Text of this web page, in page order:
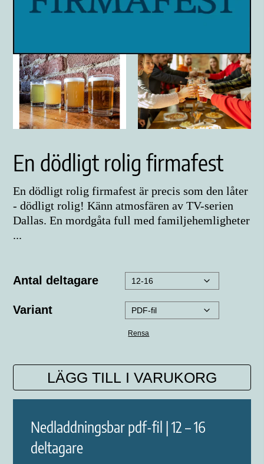
En dödligt rolig firmafest
En dödligt rolig firmafest är precis som den låter
- dödligt rolig! Känn atmosfären av TV-serien
Dallas. En mordgåta full med familjehemligheter
...
Antal deltagare
Variant
Rensa
Nedladdningsbar pdf-fil | 12 – 16
deltagare
LÄGG TILL I VARUKORG